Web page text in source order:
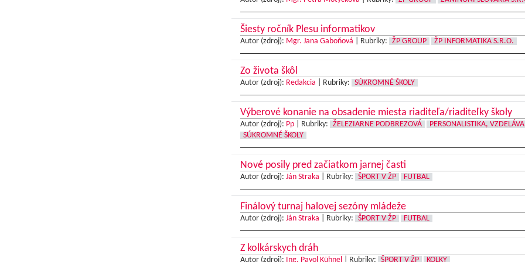
Šiesty ročník Plesu informatikov
Autor (zdroj): Mgr. Jana Gaboňová Rubriky: ŽP GROUP ŽP INFORMATIKA S.R.O.
Zo života škôl
Autor (zdroj): Redakcia Rubriky: SÚKROMNÉ ŠKOLY
Výberové konanie na obsadenie miesta riaditeľa/riaditeľky školy
Autor (zdroj): Pp| Rubriky: ŽELEZIARNE PODBREZOVÁ
PERSONALISTIKA,
SÚKROMNÉ ŠKOLY
Nové posily pred začiatkom jarnej časti
Autor (zdroj): Ján Straka Rubriky: ŠPORT V ŽP FUTBAL
Finálový turnaj halovej sezóny mládeže
Autor (zdroj): Ján Straka Rubriky: ŠPORT V ŽP FUTBAL
Z kolkárskych dráh
Autor (zdroj): Ing. Pavol Kühnel Rubriky: ŠPORT V ŽP KOLKY